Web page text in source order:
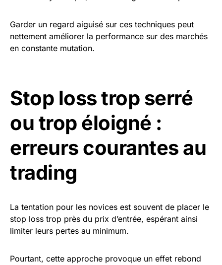
Garder un regard aiguisé sur ces techniques peut
nettement améliorer la performance sur des marchés
en constante mutation.
Stop loss trop serré
ou trop éloigné :
erreurs courantes au
trading
La tentation pour les novices est souvent de placer le
stop loss trop près du prix d’entrée, espérant ainsi
limiter leurs pertes au minimum.
Pourtant, cette approche provoque un effet rebond